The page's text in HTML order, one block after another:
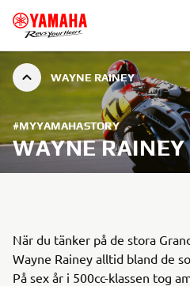
WAYNE RAINEY
#MYYAMAHASTORY
WAYNE RAINEY
När du tänker på de stora
Wayne Rainey alltid bland de
På sex år i 500cc-klassen tog